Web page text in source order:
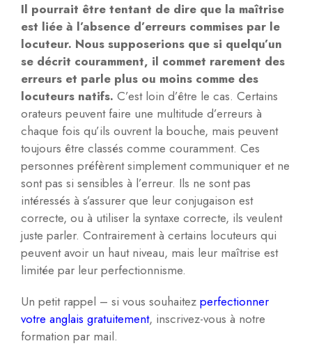
Il pourrait être tentant de dire que la maîtrise
est liée à l’absence d’erreurs commises par le
locuteur. Nous supposerions que si quelqu’un
se décrit couramment, il commet rarement des
erreurs et parle plus ou moins comme des
locuteurs natifs. C’est loin d’être le cas. Certains
orateurs peuvent faire une multitude d’erreurs à
chaque fois qu’ils ouvrent la bouche, mais peuvent
toujours être classés comme couramment. Ces
personnes préfèrent simplement communiquer et ne
sont pas si sensibles à l’erreur. Ils ne sont pas
intéressés à s’assurer que leur conjugaison est
correcte, ou à utiliser la syntaxe correcte, ils veulent
juste parler. Contrairement à certains locuteurs qui
peuvent avoir un haut niveau, mais leur maîtrise est
limitée par leur perfectionnisme.
Un petit rappel – si vous souhaitez perfectionner
votre anglais gratuitement, inscrivez-vous à notre
formation par mail.